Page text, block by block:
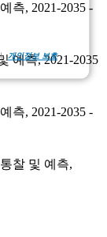
.개인정보 보호
, 2021-2035 -
측, 2021-2035
, 2021-2035 -
찰 및 예측,